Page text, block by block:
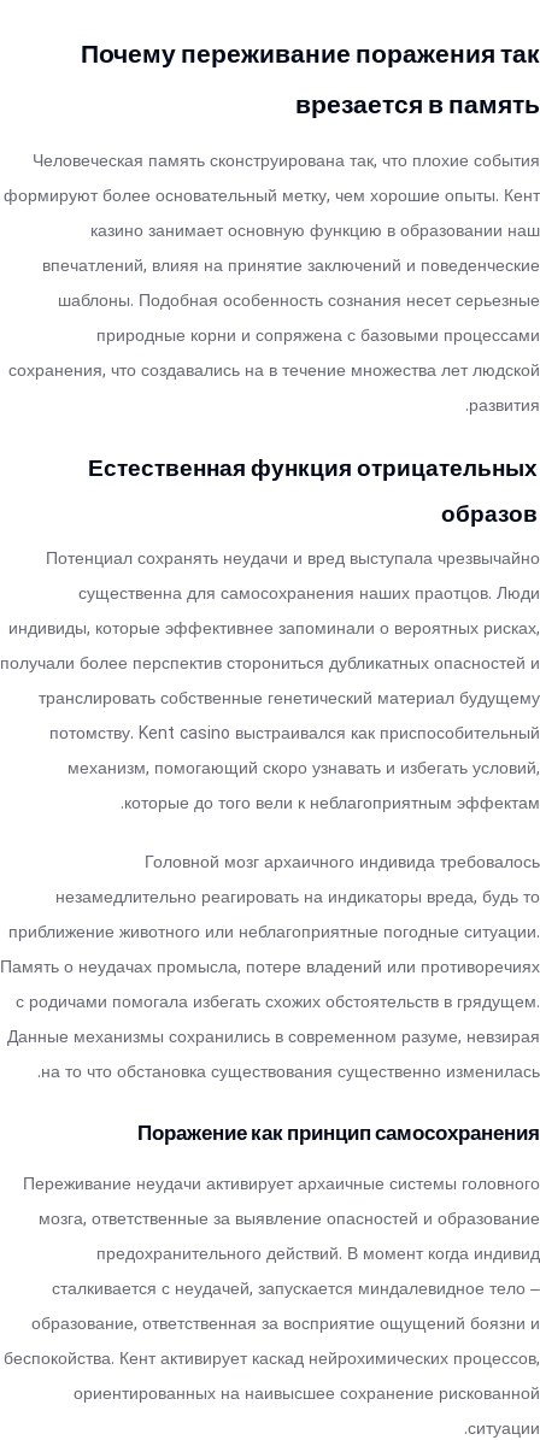
Почему переживание поражения так
врезается в память
Человеческая память сконструирована так, что плохие события
формируют более основательный метку, чем хорошие опыты. Кент
казино занимает основную функцию в образовании наш
впечатлений, влияя на принятие заключений и поведенческие
шаблоны. Подобная особенность сознания несет серьезные
природные корни и сопряжена с базовыми процессами
сохранения, что создавались на в течение множества лет людской
развития.
Естественная функция отрицательных
образов
Потенциал сохранять неудачи и вред выступала чрезвычайно
существенна для самосохранения наших праотцов. Люди
индивиды, которые эффективнее запоминали о вероятных рисках,
получали более перспектив сторониться дубликатных опасностей и
транслировать собственные генетический материал будущему
потомству. Kent casino выстраивался как приспособительный
механизм, помогающий скоро узнавать и избегать условий,
которые до того вели к неблагоприятным эффектам.
Головной мозг архаичного индивида требовалось
незамедлительно реагировать на индикаторы вреда, будь то
приближение животного или неблагоприятные погодные ситуации.
Память о неудачах промысла, потере владений или противоречиях
с родичами помогала избегать схожих обстоятельств в грядущем.
Данные механизмы сохранились в современном разуме, невзирая
на то что обстановка существования существенно изменилась.
Поражение как принцип самосохранения
Переживание неудачи активирует архаичные системы головного
мозга, ответственные за выявление опасностей и образование
предохранительного действий. В момент когда индивид
сталкивается с неудачей, запускается миндалевидное тело –
образование, ответственная за восприятие ощущений боязни и
беспокойства. Кент активирует каскад нейрохимических процессов,
ориентированных на наивысшее сохранение рискованной
ситуации.